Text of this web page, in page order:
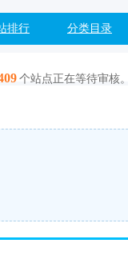
排行 分类目录
个站点正在等待审核。